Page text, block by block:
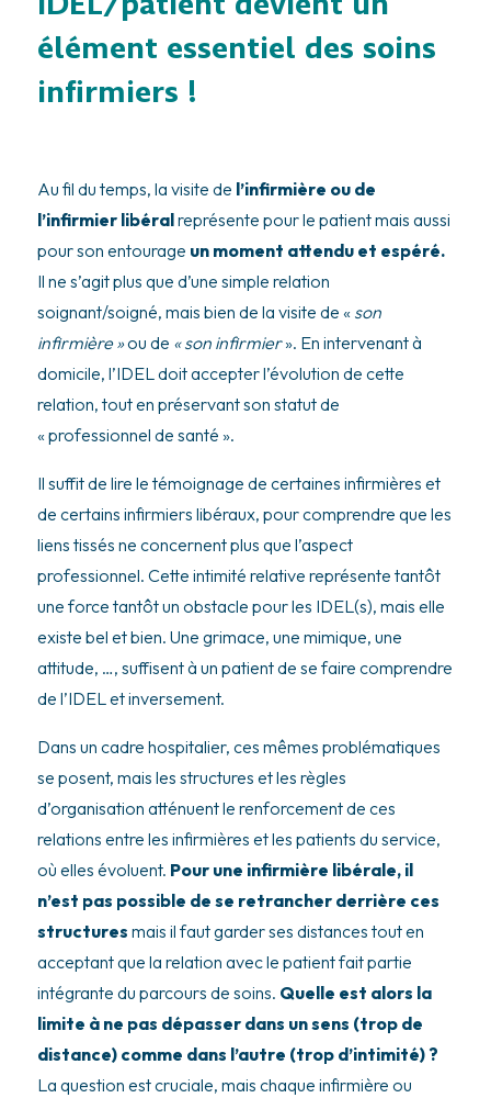
élément essentiel des soins
infirmiers !
Au fil du temps, la visite de l’infirmière ou de
l’infirmier libéralreprésente pour le patient mais aussi
pour son entourage un moment attendu et espéré.
Il ne s’agit plus que d’une simple relation
soignant/soigné, mais bien de la visite de « son
infirmière »ou de « son infirmier». En intervenant à
domicile, l’IDEL doit accepter l’évolution de cette
relation, tout en préservant son statut de
« professionnel de santé ».
Il suffit de lire le témoignage de certaines infirmières et
de certains infirmiers libéraux, pour comprendre que les
liens tissés ne concernent plus que l’aspect
professionnel. Cette intimité relative représente tantôt
une force tantôt un obstacle pour les IDEL(s), mais elle
existe bel et bien. Une grimace, une mimique, une
attitude, …, suffisent à un patient de se faire comprendre
de l’IDEL et inversement.
Dans un cadre hospitalier, ces mêmes problématiques
se posent, mais les structures et les règles
d’organisation atténuent le renforcement de ces
relations entre les infirmières et les patients du service,
où elles évoluent. Pour une infirmière libérale, il
n’est pas possible de se retrancher derrière ces
structures mais il faut garder ses distances tout en
acceptant que la relation avec le patient fait partie
intégrante du parcours de soins. Quelle est alors la
limite à ne pas dépasser dans un sens (trop de
distance) comme dans l’autre (trop d’intimité) ?
La question est cruciale, mais chaque infirmière ou